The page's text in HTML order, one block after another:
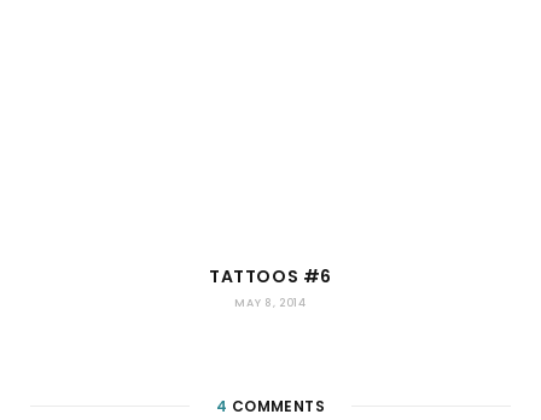
TATTOOS #6
MAY 8, 2014
4 COMMENTS